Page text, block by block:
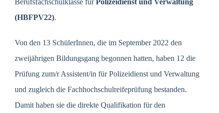
Berufsfachschulklasse fürPolizeidienst und Verwaltung
(HBFPV22).
Von den 13 SchülerInnen, die im September 2022 den
zweijährigen Bildungsgang begonnen hatten, haben 12 die
Prüfung zum/r Assistent/in für Polizeidienst und Verwaltung
und zugleich die Fachhochschulreifeprüfung bestanden.
Damit haben sie die direkte Qualifikation für den